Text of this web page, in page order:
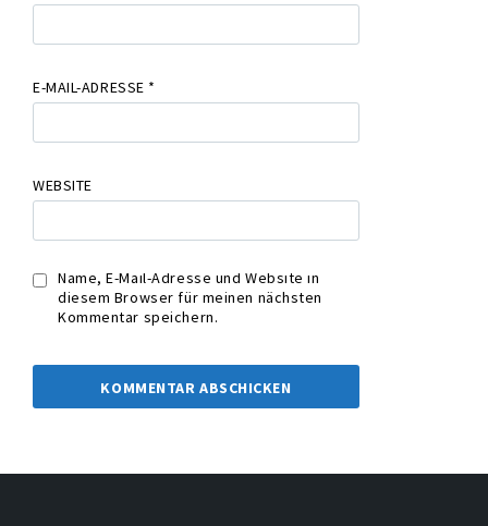
E-MAIL-ADRESSE *
WEBSITE
Name, E-Mail-Adresse und Website in
diesem Browser für meinen nächsten
Kommentar speichern.